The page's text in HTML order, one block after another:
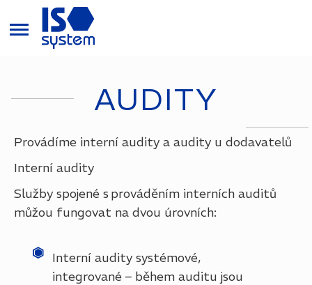
AUDITY
Provádíme interní audity a audity u dodavatelů
Interní audity
Služby spojené s prováděním interních auditů
můžou fungovat na dvou úrovních:
Interní audity systémové,
integrované – během auditu jsou